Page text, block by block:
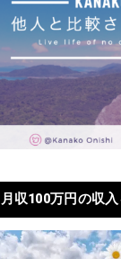
月収100万円の収